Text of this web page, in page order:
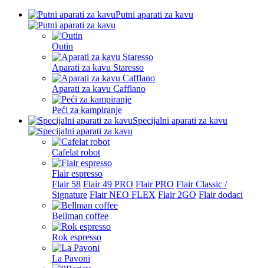
Putni aparati za kavu
Outin
Aparati za kavu Staresso
Aparati za kavu Cafflano
Peći za kampiranje
Specijalni aparati za kavu
Cafelat robot
Flair espresso
Flair 58 Flair 49 PRO Flair PRO Flair Classic /
Signature Flair NEO FLEX Flair 2GO Flair dodaci
Bellman coffee
Rok espresso
La Pavoni